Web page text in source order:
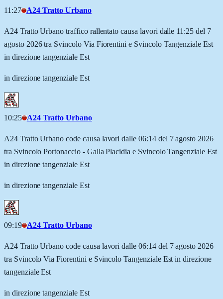
11:27 A24 Tratto Urbano
A24 Tratto Urbano traffico rallentato causa lavori dalle 11:25 del 7
agosto 2026 tra Svincolo Via Fiorentini e Svincolo Tangenziale Est
in direzione tangenziale Est
in direzione tangenziale Est
10:25 A24 Tratto Urbano
A24 Tratto Urbano code causa lavori dalle 06:14 del 7 agosto 2026
tra Svincolo Portonaccio - Galla Placidia e Svincolo Tangenziale Est
in direzione tangenziale Est
in direzione tangenziale Est
09:19 A24 Tratto Urbano
A24 Tratto Urbano code causa lavori dalle 06:14 del 7 agosto 2026
tra Svincolo Via Fiorentini e Svincolo Tangenziale Est in direzione
tangenziale Est
in direzione tangenziale Est